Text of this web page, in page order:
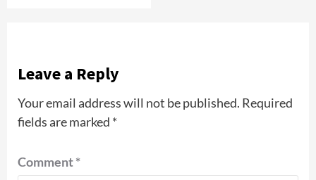
Leave a Reply
Your email address will not be published. Required
fields are marked *
Comment*